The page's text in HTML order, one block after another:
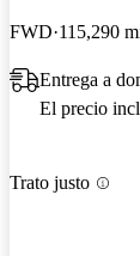
FWD 115,290
Entrega a
El precio
Trato justo